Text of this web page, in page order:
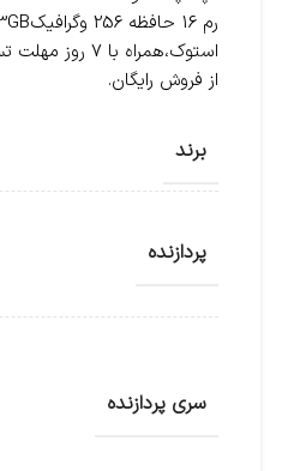
از فروش رایگان.
برند
پردازنده
سری پردازنده